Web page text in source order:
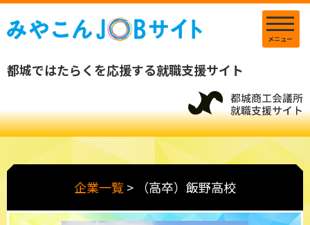
都城ではたらくを応援する就職支援サイト
メニュー
企業一覧> （高卒）飯野高校